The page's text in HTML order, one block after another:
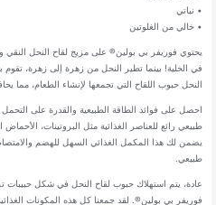
• نباتي
• خالي من الغلوتين
يحتوي فوريفر بي بولين® على مزيج لقاح النحل النقي
في الخلية! بينما تطير النحل من زهرة إلى زهرة، تقوم
النحل حبوب اللقاح التي تجمعها لإنشاء الطعام، مما
احصل على فوائد الطاقة الطبيعية والقدرة على
طبيعي رائع للعناصر الغذائية مثل البروتينات، الأحماض
يضمن لك هذا المكمل الغذائي السهل للهضم
طبيعي.
عادة، يتم استهلاك حبوب لقاح النحل في شكل
فوريفر بي بولين®. لقد جمعنا كل هذه المكونات